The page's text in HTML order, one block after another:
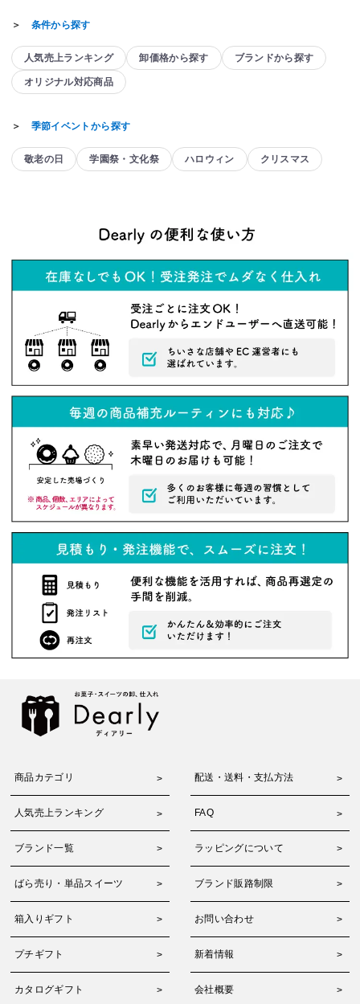
＞ 条件から探す
人気売上ランキング 卸価格から探す ブランドから探す
オリジナル対応商品
＞ 季節イベントから探す
敬老の日 学園祭・文化祭 ハロウィン クリスマス
商品カテゴリ 配送・送料・支払方法
人気売上ランキング FAQ
ブランド一覧 ラッピングについて
ばら売り・単品スイーツ ブランド販路制限
箱入りギフト お問い合わせ
プチギフト 新着情報
カタログギフト 会社概要